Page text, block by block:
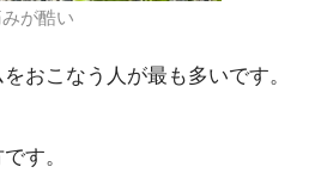
が酷い
おこなう人が最も多いです。
す。